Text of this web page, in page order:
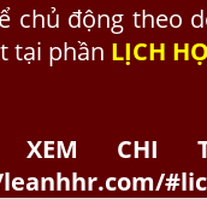
chủ động theo
tại phần LỊCH
XEM CHI